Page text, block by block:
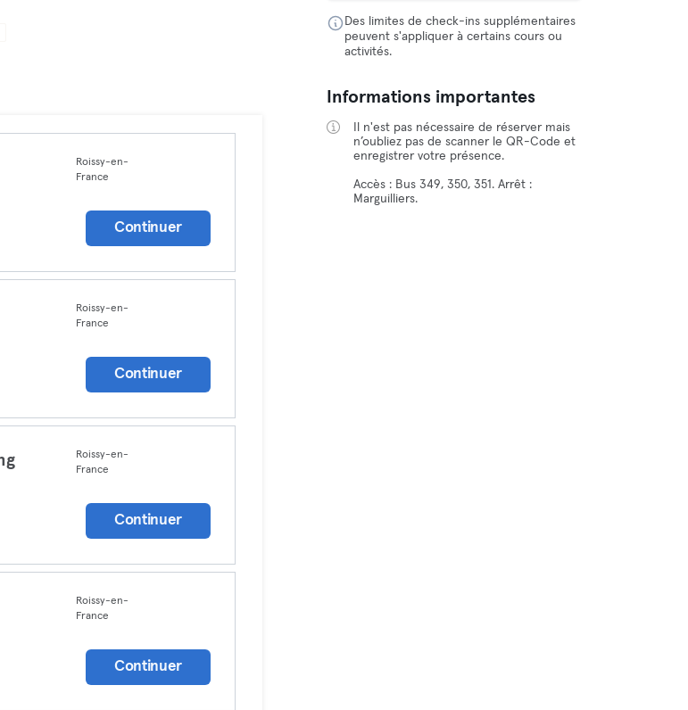
Roissy-en-
France
Continuer
Roissy-en-
France
Continuer
Roissy-en-
France
Continuer
Roissy-en-
France
Continuer
Des limites de check-ins supplémentaires
peuvent s'appliquer à certains cours ou
activités.
Informations importantes
Il n'est pas nécessaire de réserver mais
n’oubliez pas de scanner le QR-Code et
enregistrer votre présence.
Accès : Bus 349, 350, 351. Arrêt :
Marguilliers.